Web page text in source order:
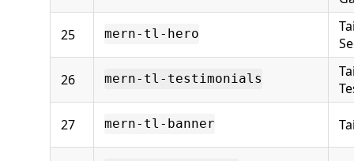
25 mern-tl-hero
26 mern-tl-testimonials
27 mern-tl-banner